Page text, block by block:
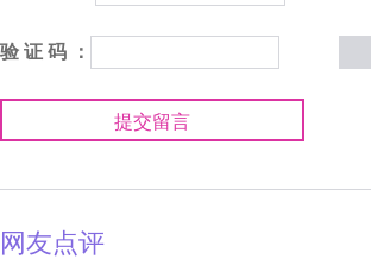
验 证 码 ：
提交留言
网友点评